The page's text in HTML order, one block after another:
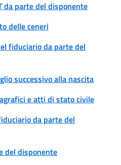
da parte del disponente
delle ceneri
fiduciario da parte del
successivo alla nascita
e atti di stato civile
da parte del
del disponente